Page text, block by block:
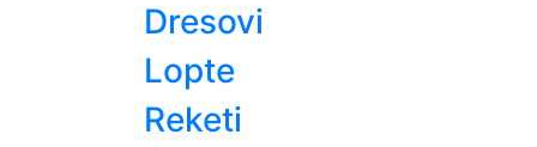
Dresovi
Lopte
Reketi